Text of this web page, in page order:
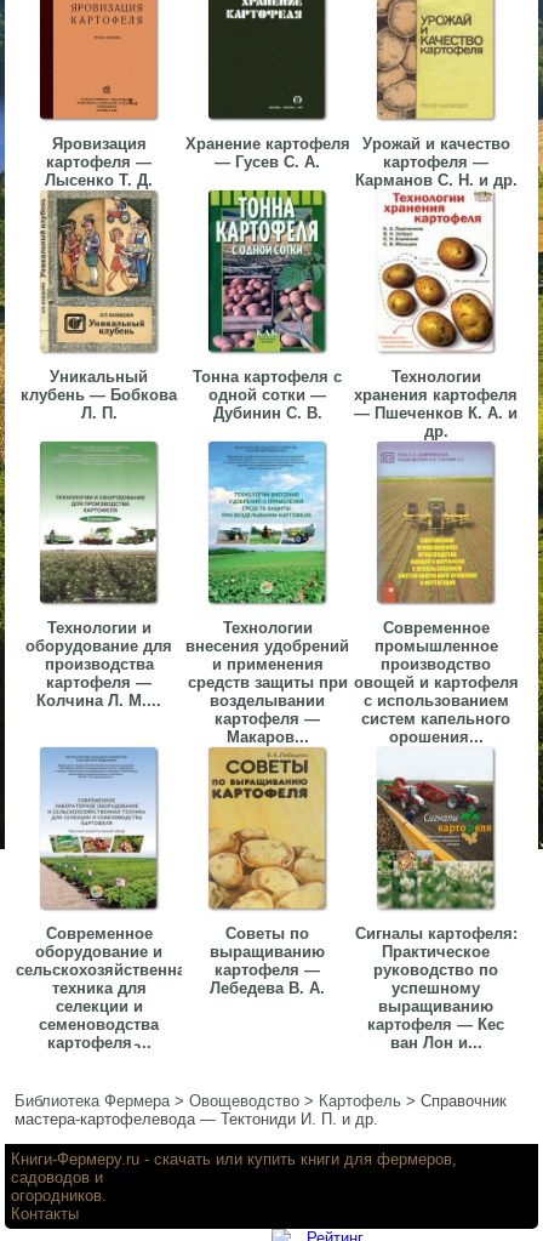
Яровизация
картофеля —
Лысенко Т. Д.
Хранение картофеля
— Гусев С. А.
Урожай и качество
картофеля —
Карманов С. Н. и др.
Уникальный
клубень — Бобкова
Л. П.
Тонна картофеля с
одной сотки —
Дубинин С. В.
Технологии
хранения картофеля
— Пшеченков К. А. и
др.
Технологии и
оборудование для
производства
картофеля —
Колчина Л. М....
Технологии
внесения удобрений
и применения
средств защиты при
возделывании
картофеля —
Макаров...
Современное
промышленное
производство
овощей и картофеля
с использованием
систем капельного
орошения...
Современное
оборудование и
сельскохозяйственная
техника для
селекции и
семеноводства
картофеля ̵...
Советы по
выращиванию
картофеля —
Лебедева В. А.
Сигналы картофеля:
Практическое
руководство по
успешному
выращиванию
картофеля — Кес
ван Лон и...
Библиотека Фермера>Овощеводство > Картофель >Справочник
мастера-картофелевода — Тектониди И. П. и др.
▼
▼
▼
▼
Книги-Фермеру.ru - скачать или купить книги для фермеров,
садоводов и
огородников.
Контакты